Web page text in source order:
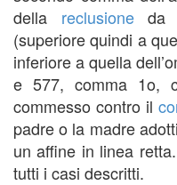
della reclusioneda
(superiore quindi a
inferiore a quella
e 577, comma 1o,
commesso contro il
padre o la madre
un affine in linea
tutti i casi descritti.